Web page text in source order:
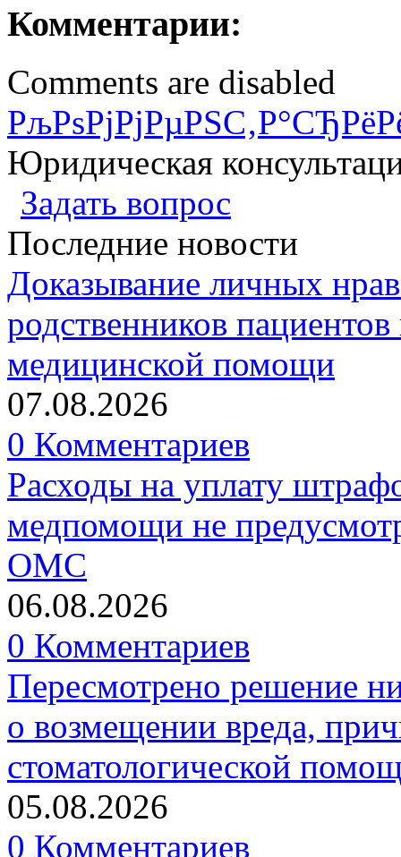
Комментарии:
Comments are disabled
Юридическая
Задать вопрос
Последние новости
Доказывание личных
родственников
медицинской помощи
07.08.2026
0 Комментариев
Расходы на уплату
медпомощи не
ОМС
06.08.2026
0 Комментариев
Пересмотрено решение
о возмещении вреда,
стоматологической
05.08.2026
0 Комментариев